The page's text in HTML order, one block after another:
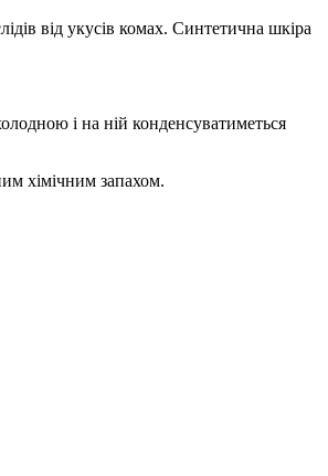
від укусів комах. Синтетична шкіра
і на ній конденсуватиметься
хімічним запахом.